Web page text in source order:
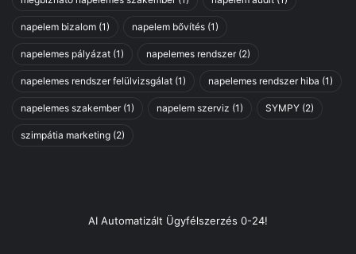
napelem bizalom (1) napelem bővítés (1)
napelemes pályázat (1) napelemes rendszer(2)
napelemes rendszer felülvizsgálat (1) napelemes rendszer hiba (1)
napelemes szakember(1) napelem szerviz (1) SYMPY (2)
szimpátia marketing (2)
AI Automatizált Ügyfélszerzés 0-24!